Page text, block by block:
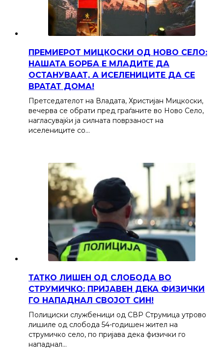
ПРЕМИЕРОТ МИЦКОСКИ ОД НОВО СЕЛО:
НАШАТА БОРБА Е МЛАДИТЕ ДА
ОСТАНУВААТ, А ИСЕЛЕНИЦИТЕ ДА СЕ
ВРАТАТ ДОМА!
Претседателот на Владата, Христијан Мицкоски,
вечерва се обрати пред граѓаните во Ново Село,
нагласувајќи ја силната поврзаност на
иселениците со…
ТАТКО ЛИШЕН ОД СЛОБОДА ВО
СТРУМИЧКО: ПРИЈАВЕН ДЕКА ФИЗИЧКИ
ГО НАПАДНАЛ СВОЈОТ СИН!
Полициски службеници од СВР Струмица утрово
лишиле од слобода 54-годишен жител на
струмичко село, по пријава дека физички го
нападнал…